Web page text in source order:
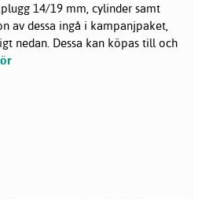
14/19 mm, cylinder samt
av dessa ingå i kampanjpaket,
nedan. Dessa kan köpas till och